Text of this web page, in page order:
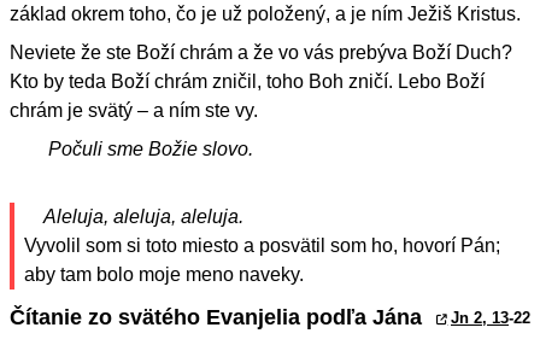
základ okrem toho, čo je už položený, a je ním Ježiš Kristus.
Neviete že ste Boží chrám a že vo vás prebýva Boží Duch?
Kto by teda Boží chrám zničil, toho Boh zničí. Lebo Boží
chrám je svätý – a ním ste vy.
Počuli sme Božie slovo.
Aleluja, aleluja, aleluja.
Vyvolil som si toto miesto a posvätil som ho, hovorí Pán;
aby tam bolo moje meno naveky.
Čítanie zo svätého Evanjelia podľa Jána Jn 2, 13-22